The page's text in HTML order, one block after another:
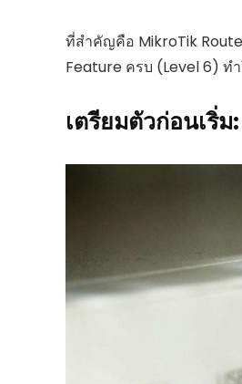
ที่สำคัญคือ MikroTik
Feature ครบ (Level 6) ท
เตรียมตัวก่อนเริ่